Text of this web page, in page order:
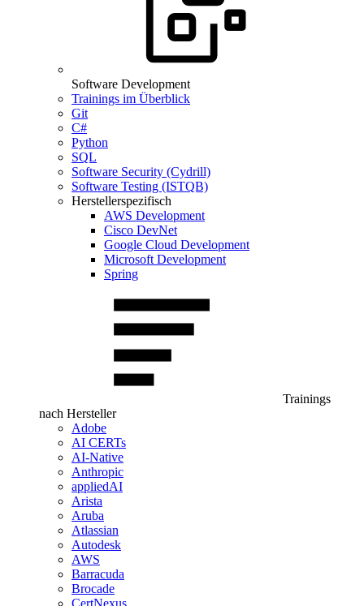
Software Development
Trainings im Überblick
Git
C#
Python
SQL
Software Security (Cydrill)
Software Testing (ISTQB)
Herstellerspezifisch
AWS Development
Cisco DevNet
Google Cloud Development
Microsoft Development
Spring
Trainings
nach Hersteller
Adobe
AI CERTs
AI-Native
Anthropic
appliedAI
Arista
Aruba
Atlassian
Autodesk
AWS
Barracuda
Brocade
CertNexus